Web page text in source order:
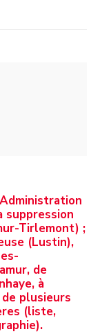
suppression
Tirlemont) ;
(Lustin),
de
à
plusieurs
(liste,